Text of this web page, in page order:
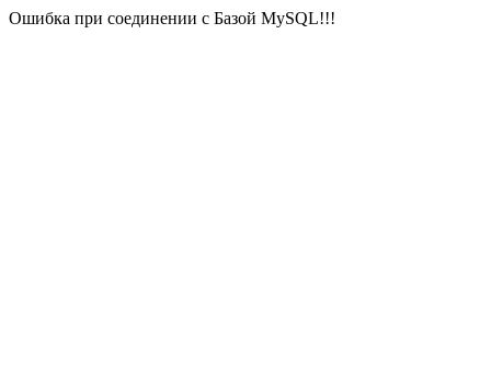
Ошибка при соединении с Базой MySQL!!!